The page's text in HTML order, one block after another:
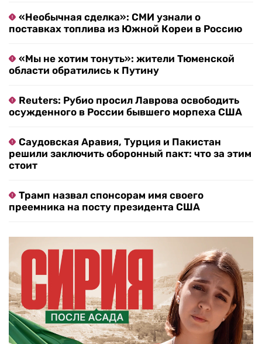
«Необычная сделка»: СМИ узнали о
поставках топлива из Южной Кореи в Россию
«Мы не хотим тонуть»: жители Тюменской
области обратились к Путину
Reuters: Рубио просил Лаврова освободить
осужденного в России бывшего морпеха США
Саудовская Аравия, Турция и Пакистан
решили заключить оборонный пакт: что за этим
стоит
Трамп назвал спонсорам имя своего
преемника на посту президента США